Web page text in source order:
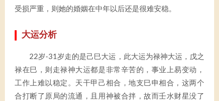
受损严重，则她的婚姻在中年以后还是很难安稳。
大运分析
22岁-31岁走的是己巳大运，此大运为禄神大运，戊之
禄在巳，则走禄神大运都是非常辛苦的，事业上易变动，
工作上难以稳定。天干甲己相合，地支巳申相合，这两个
合打断了原局的流通，且用神被合拌，故而壬水财星没了